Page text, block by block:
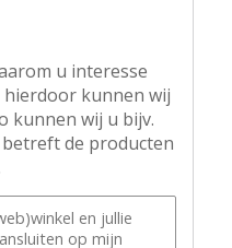
u interesse
kunnen wij
kunnen wij u bijv.
de producten